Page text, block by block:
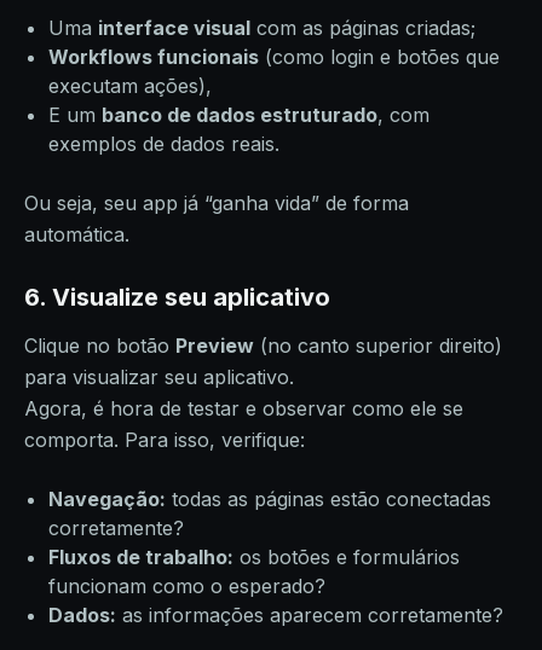
Uma interface visual com as páginas criadas;
Workflows funcionais (como login e botões que
executam ações),
E um banco de dados estruturado, com
exemplos de dados reais.
Ou seja, seu app já “ganha vida” de forma
automática.
6. Visualize seu aplicativo
Clique no botão Preview (no canto superior direito)
para visualizar seu aplicativo.
Agora, é hora de testar e observar como ele se
comporta. Para isso, verifique:
Navegação: todas as páginas estão conectadas
corretamente?
Fluxos de trabalho: os botões e formulários
funcionam como o esperado?
Dados: as informações aparecem corretamente?